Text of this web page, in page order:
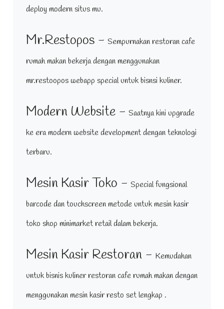
deploy modern situs mu.
Mr.Restopos - Sempurnakan restoran cafe
rumah makan bekerja dengan menggunakan
mr.restoopos webapp special untuk bisnsi kuliner.
Modern Website - Saatnya kini upgrade
ke era modern website development dengan teknologi
terbaru.
Mesin Kasir Toko - Special fungsional
barcode dan touchscreen metode untuk mesin kasir
toko shop minimarket retail dalam bekerja.
Mesin Kasir Restoran - Kemudahan
untuk bisnis kuliner restoran cafe rumah makan dengan
menggunakan mesin kasir resto set lengkap .